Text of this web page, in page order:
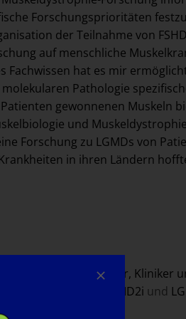
Forschungsprioritäten
der Teilnahme von
auf menschliche
hat es mir
Pathologie
gewonnenen Muskeln
und
Forschung zu LGMDs von
in ihren Ländern
industrieller Partner, Kliniker
von FSHD, LGMD2i und